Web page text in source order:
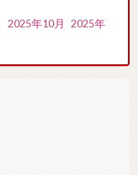
2025年10月
2025年